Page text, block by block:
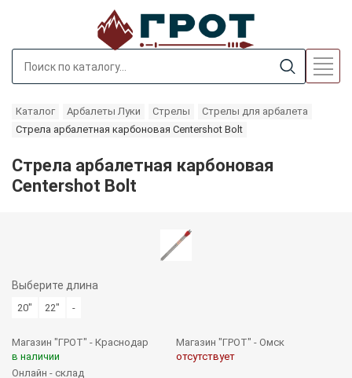
Каталог Арбалеты Луки Стрелы
Стрелы для арбалета
Стрела арбалетная карбоновая Centershot Bolt
Стрела арбалетная карбоновая
Centershot Bolt
Выберите длина
20" 22" -
Магазин "ГРОТ" - Краснодар
в наличии
Магазин "ГРОТ" - Омск
отсутствует
Онлайн - склад